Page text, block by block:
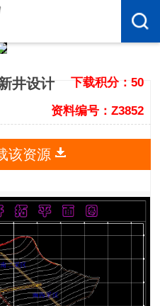
井设计 下载积分：50
资料编号：Z3852
该资源